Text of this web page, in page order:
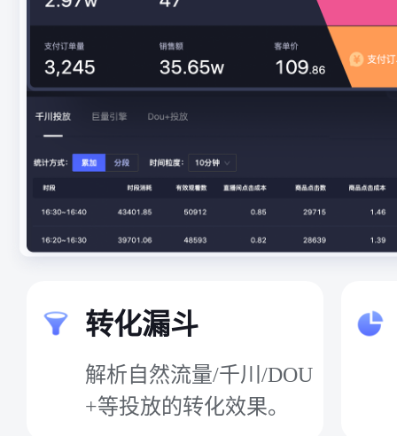
转化漏斗
解析自然流量/千川/DOU
+等投放的转化效果。